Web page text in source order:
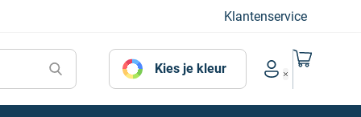
Klantenservice
Kies je kleur
Account menu
Naar mijn